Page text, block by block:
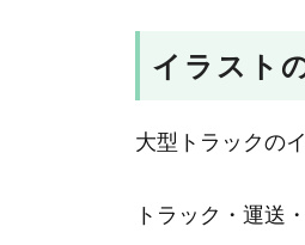
イラスト
大型トラックの
トラック・運送